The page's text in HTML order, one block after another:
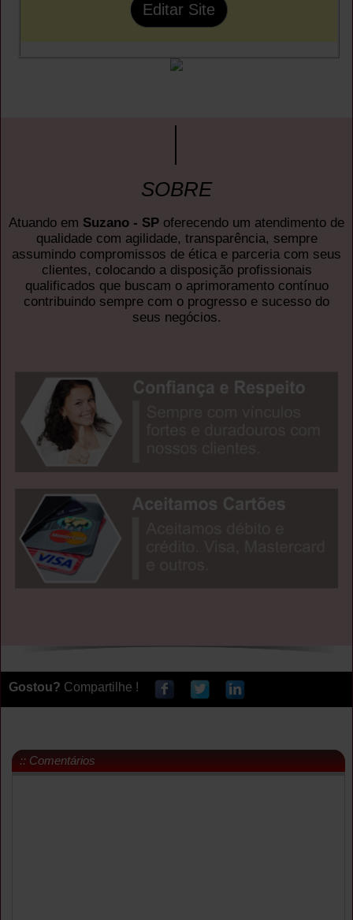
Editar Site
SOBRE
Atuando em Suzano - SP oferecendo um atendimento de
qualidade com agilidade, transparência, sempre
assumindo compromissos de ética e parceria com seus
clientes, colocando a disposição profissionais
qualificados que buscam o aprimoramento contínuo
contribuindo sempre com o progresso e sucesso do
seus negócios.
Gostou? Compartilhe !
:: Comentários